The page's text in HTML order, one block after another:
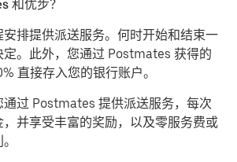
和优步？
排提供派送服务。 何时开始和结束一
定。此外，您通过 Postmates 获得的
直接存入您的银行账户。
通过 Postmates 提供派送服务，每次
并享受丰富的奖励，以及零服务费或